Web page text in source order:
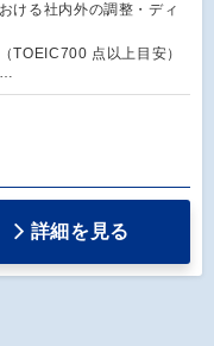
ける社内外の調整・ディ
TOEIC700 点以上目安）
…
詳細を見る